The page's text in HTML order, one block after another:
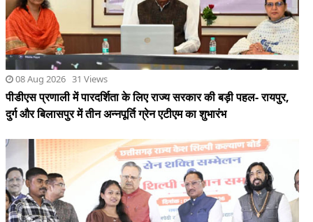
08 Aug 2026 40 Views
सेन समाज सनातन परंपराओं और सामाजिक समरसता का मजबूत आधार :
मुख्यमंत्री साय